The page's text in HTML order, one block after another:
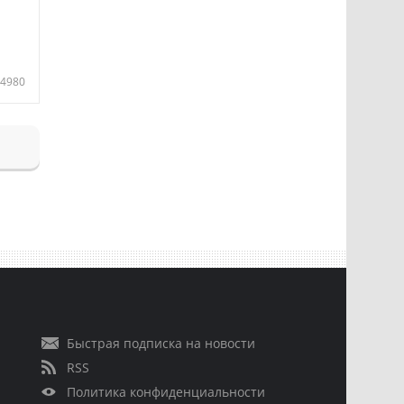
4980
Быстрая подписка на новости
RSS
Политика конфиденциальности